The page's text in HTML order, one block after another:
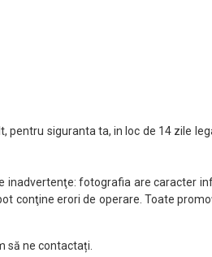
pentru siguranta ta, in loc de 14 zile
inadvertenţe: fotografia are caracter
conţine erori de operare. Toate
să ne contactați.